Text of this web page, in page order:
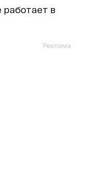
работает в
Реклама